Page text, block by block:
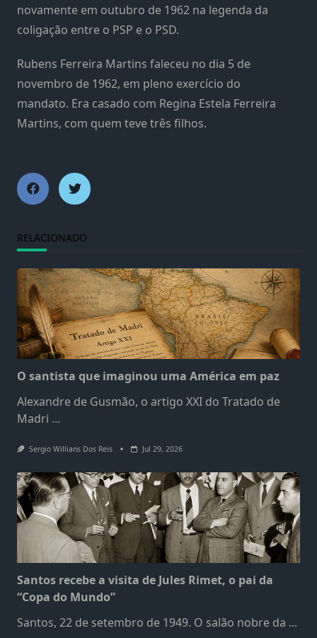
novamente em outubro de 1962 na legenda da
coligação entre o PSP e o PSD.
Rubens Ferreira Martins faleceu no dia 5 de
novembro de 1962, em pleno exercício do
mandato. Era casado com Regina Estela Ferreira
Martins, com quem teve três filhos.
RELACIONADO
O santista que imaginou uma América em paz
Alexandre de Gusmão, o artigo XXI do Tratado de
Madri ...
Sergio Willians Dos Reis Jul 29, 2026
Santos recebe a visita de Jules Rimet, o pai da
“Copa do Mundo”
Santos, 22 de setembro de 1949. O salão nobre da ...